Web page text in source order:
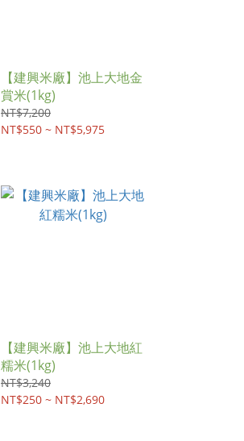
【建興米廠】池上大地金
賞米(1kg)
NT$7,200
NT$550 ~ NT$5,975
【建興米廠】池上大地紅
糯米(1kg)
NT$3,240
NT$250 ~ NT$2,690